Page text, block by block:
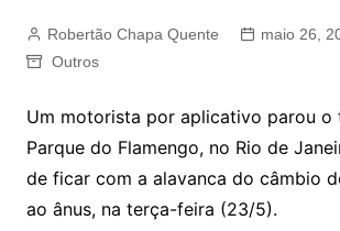
Robertão Chapa Quente maio 26,
Outros
Um motorista por aplicativo parou o
Parque do Flamengo, no Rio de
de ficar com a alavanca do câmbio
ao ânus, na terça-feira (23/5).